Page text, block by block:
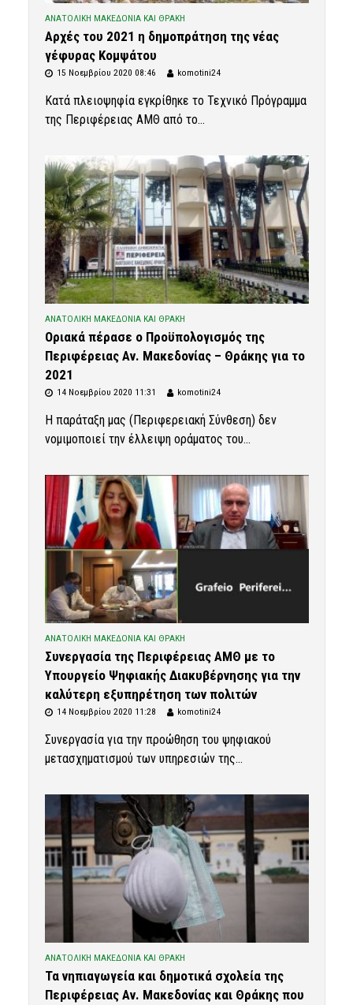
ΑΝΑΤΟΛΙΚΗ ΜΑΚΕΔΟΝΙΑ ΚΑΙ ΘΡΑΚΗ
Αρχές του 2021 η δημοπράτηση της νέας
γέφυρας Κομψάτου
15 Νοεμβρίου 2020 08:46 komotini24
Κατά πλειοψηφία εγκρίθηκε το Τεχνικό Πρόγραμμα
της Περιφέρειας ΑΜΘ από το...
ΑΝΑΤΟΛΙΚΗ ΜΑΚΕΔΟΝΙΑ ΚΑΙ ΘΡΑΚΗ
Οριακά πέρασε ο Προϋπολογισμός της
Περιφέρειας Αν. Μακεδονίας – Θράκης για το
2021
14 Νοεμβρίου 2020 11:31 komotini24
Η παράταξη μας (Περιφερειακή Σύνθεση) δεν
νομιμοποιεί την έλλειψη οράματος του...
ΑΝΑΤΟΛΙΚΗ ΜΑΚΕΔΟΝΙΑ ΚΑΙ ΘΡΑΚΗ
Συνεργασία της Περιφέρειας ΑΜΘ με το
Υπουργείο Ψηφιακής Διακυβέρνησης για την
καλύτερη εξυπηρέτηση των πολιτών
14 Νοεμβρίου 2020 11:28 komotini24
Συνεργασία για την προώθηση του ψηφιακού
μετασχηματισμού των υπηρεσιών της...
ΑΝΑΤΟΛΙΚΗ ΜΑΚΕΔΟΝΙΑ ΚΑΙ ΘΡΑΚΗ
Τα νηπιαγωγεία και δημοτικά σχολεία της
Περιφέρειας Αν. Μακεδονίας και Θράκης που